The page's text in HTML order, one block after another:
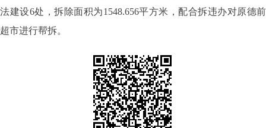
法建设6处，拆除面积为1548.656平方米，配合拆违办对原德前
超市进行帮拆。